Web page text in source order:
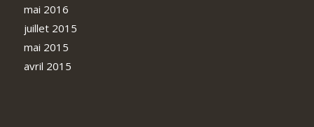
mai 2016
juillet 2015
mai 2015
avril 2015